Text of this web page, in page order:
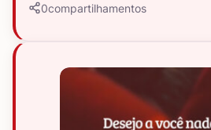
0compartilhamentos